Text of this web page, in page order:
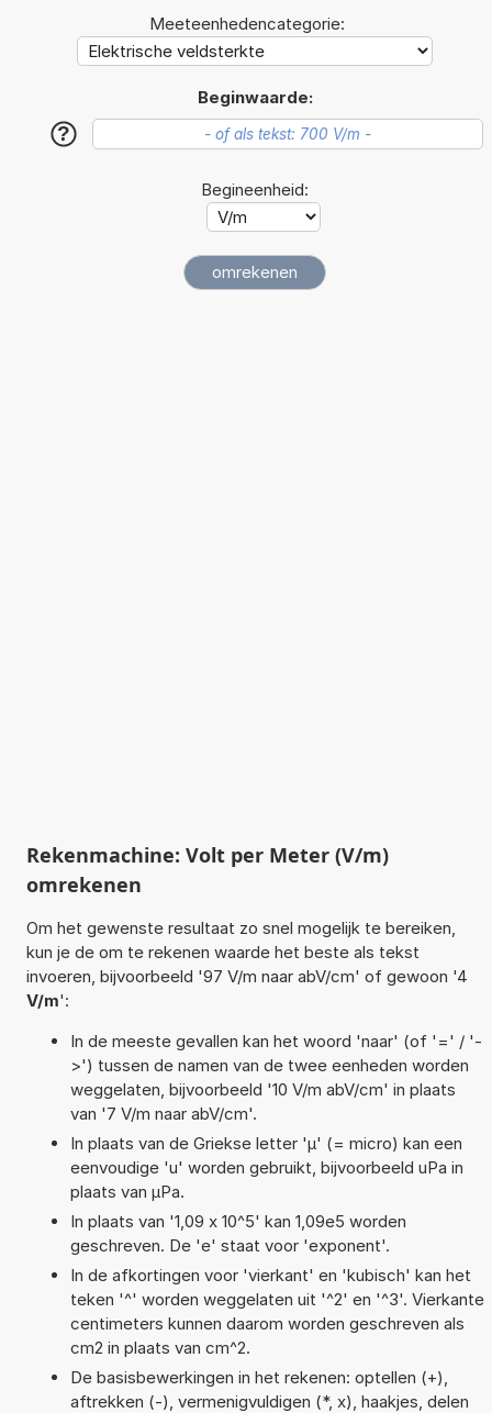
Meeteenhedencategorie:
Beginwaarde:
?
Begineenheid:
Rekenmachine: Volt per Meter (V/m)
omrekenen
Om het gewenste resultaat zo snel mogelijk te bereiken,
kun je de om te rekenen waarde het beste als tekst
invoeren, bijvoorbeeld '97 V/m naar abV/cm' of gewoon '4
V/m':
In de meeste gevallen kan het woord 'naar' (of '=' / '-
>') tussen de namen van de twee eenheden worden
weggelaten, bijvoorbeeld '10 V/m abV/cm' in plaats
van '7 V/m naar abV/cm'.
In plaats van de Griekse letter 'µ' (= micro) kan een
eenvoudige 'u' worden gebruikt, bijvoorbeeld uPa in
plaats van µPa.
In plaats van '1,09 x 10^5' kan 1,09e5 worden
geschreven. De 'e' staat voor 'exponent'.
In de afkortingen voor 'vierkant' en 'kubisch' kan het
teken '^' worden weggelaten uit '^2' en '^3'. Vierkante
centimeters kunnen daarom worden geschreven als
cm2 in plaats van cm^2.
De basisbewerkingen in het rekenen: optellen (+),
aftrekken (-), vermenigvuldigen (*, x), haakjes, delen